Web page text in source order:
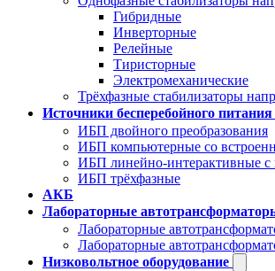
Гибридные
Инверторные
Релейные
Тиристорные
Электромеханические
Трёхфазные стабилизаторы
Источники бесперебойного питания
ИБП двойного преобразования
ИБП компьютерные со
ИБП линейно-интерактивные
ИБП трёхфазные
АКБ
Лабораторные
Лабораторные
Лабораторные
Низковольтное оборудование